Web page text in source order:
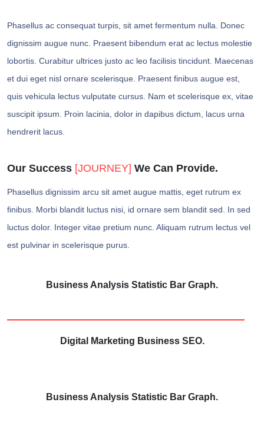
Phasellus ac consequat turpis, sit amet fermentum nulla. Donec
dignissim augue nunc. Praesent bibendum erat ac lectus molestie
lobortis. Curabitur ultrices justo ac leo facilisis tincidunt. Maecenas
et dui eget nisl ornare scelerisque. Praesent finibus augue est,
quis vehicula lectus vulputate cursus. Nam et scelerisque ex, vitae
suscipit ipsum. Proin lacinia, dolor in dapibus dictum, lacus urna
hendrerit lacus.
Our Success [JOURNEY] We Can Provide.
Phasellus dignissim arcu sit amet augue mattis, eget rutrum ex
finibus. Morbi blandit luctus nisi, id ornare sem blandit sed. In sed
luctus dolor. Integer vitae pretium nunc. Aliquam rutrum lectus vel
est pulvinar in scelerisque purus.
Business Analysis Statistic Bar Graph.
Digital Marketing Business SEO.
Business Analysis Statistic Bar Graph.